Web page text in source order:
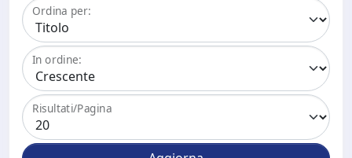
Ordina per:
In ordine:
Risultati/Pagina